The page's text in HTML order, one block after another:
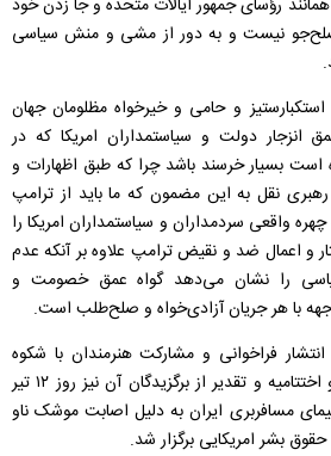
همانند رؤسای جمهور ایالات متحده و جا زدن خود
نیست و به دور از مشی و منش سیاسی
استکبارستیز و حامی و خیرخواه مظلومان جهان
انزجار دولت و سیاستمداران امریکا که در
بسیار خرسند باشد چرا که طبق اظهارات و
نقل به این مضمون که ما باید از ترامپ
واقعی سردمداران و سیاستمداران امریکا را
و اعمال ضد و نقیض ترامپ علاوه بر آنکه عدم
را نشان می‌دهد گواه عمق خصومت و
با هر جریان آزادی‌خواه و صلح‌طلب است.
فراخوانی و مشارکت هنرمندان با شکوه
هرچه تمامتر آغاز به کار کرد و اختتامیه و تقدیر از برگزیدگان آن نیز روز ۱۲ تیر
مسافربری ایران به دلیل اصابت موشک ناو
بشر امریکایی برگزار شد.